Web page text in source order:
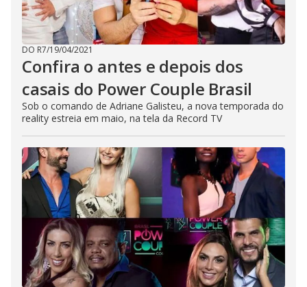
DO R7/19/04/2021
Confira o antes e depois dos
casais do Power Couple Brasil
Sob o comando de Adriane Galisteu, a nova temporada do
reality estreia em maio, na tela da Record TV